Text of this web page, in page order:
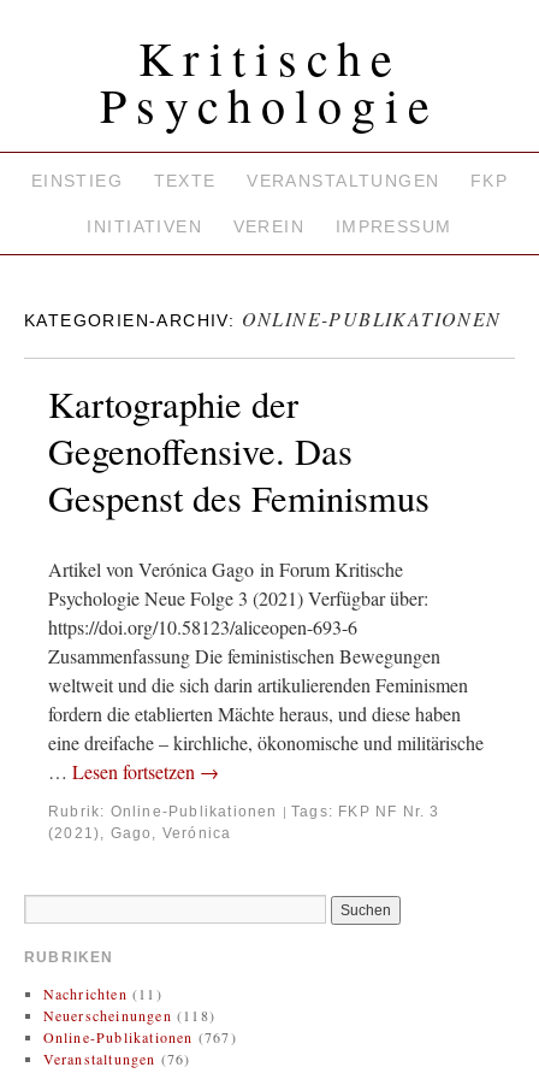
Kritische
Psychologie
EINSTIEG TEXTE VERANSTALTUNGEN FKP
INITIATIVEN VEREIN IMPRESSUM
KATEGORIEN-ARCHIV: ONLINE-PUBLIKATIONEN
Kartographie der
Gegenoffensive. Das
Gespenst des Feminismus
Artikel von Verónica Gago in Forum Kritische
Psychologie Neue Folge 3 (2021) Verfügbar über:
https://doi.org/10.58123/aliceopen-693-6
Zusammenfassung Die feministischen Bewegungen
weltweit und die sich darin artikulierenden Feminismen
fordern die etablierten Mächte heraus, und diese haben
eine dreifache – kirchliche, ökonomische und militärische
… Lesen fortsetzen →
Rubrik: Online-Publikationen | Tags: FKP NF Nr. 3
(2021), Gago, Verónica
RUBRIKEN
Nachrichten (11)
Neuerscheinungen (118)
Online-Publikationen (767)
Veranstaltungen (76)